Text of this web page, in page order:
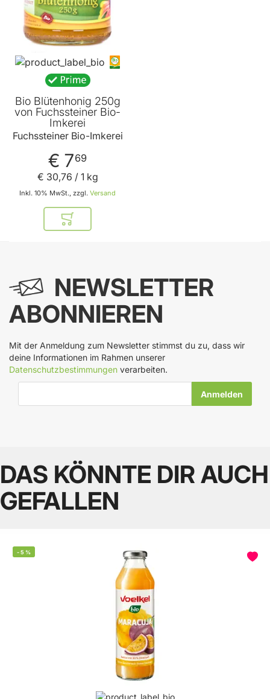
Bio Blütenhonig 250g
von Fuchssteiner Bio-
Imkerei
Fuchssteiner Bio-Imkerei
€ 769
Inkl. 10% MwSt., zzgl. Versand
€ 30,76 / 1 kg
In den Warenkorb
NEWSLETTER
ABONNIEREN
Mit der Anmeldung zum Newsletter stimmst du zu, dass wir
deine Informationen im Rahmen unserer
Datenschutzbestimmungen verarbeiten.
DAS KÖNNTE DIR AUCH
GEFALLEN
-5 %